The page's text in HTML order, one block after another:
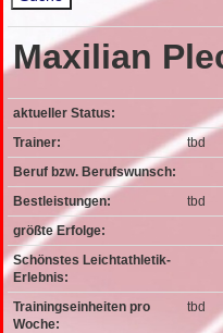
Maxilian
aktueller Status:
Trainer: tbd
Beruf bzw. Berufswunsch:
Bestleistungen: tbd
größte Erfolge:
Schönstes Leichtathletik-
Erlebnis:
Trainingseinheiten pro
Woche:
tbd